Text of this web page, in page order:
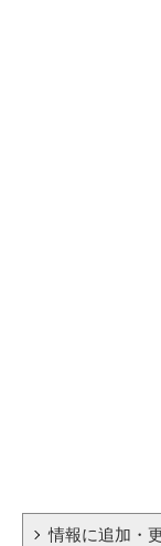
情報に追加・